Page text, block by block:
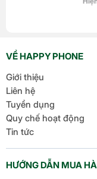
VỀ HAPPY PHONE
Giới thiệu
Liên hệ
Tuyển dụng
Quy chế hoạt động
Tin tức
HƯỚNG DẪN MUA